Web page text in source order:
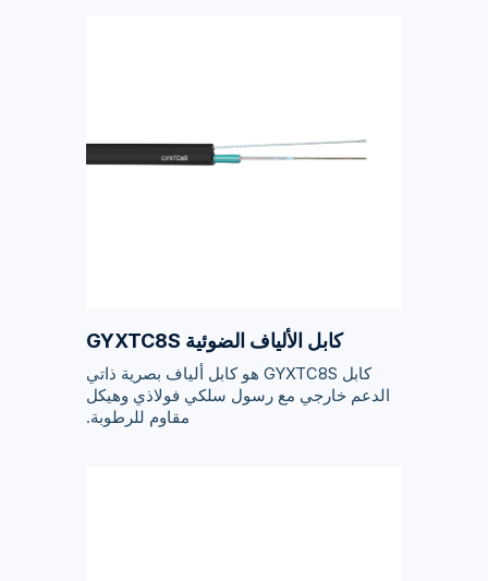
كابل الألياف الضوئية GYXTC8S
كابل GYXTC8S هو كابل ألياف بصرية ذاتي
الدعم خارجي مع رسول سلكي فولاذي وهيكل
مقاوم للرطوبة.